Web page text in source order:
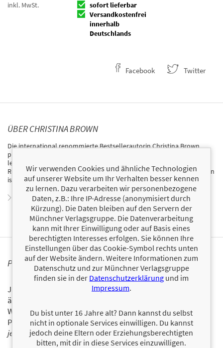
inkl. MwSt.
sofort lieferbar
Versandkostenfrei
innerhalb
Deutschlands
Facebook Twitter
ÜBER CHRISTINA BROWN
Die international renommierte Bestsellerautorin Christina Brown
praktiziert und unterrichtet seit über zwei Jahrzehnten Yoga. Sie
leitete eine Vielzahl von Ausbildungsprogrammen und ihre Yoga-
Retreats wurden zu den besten in Australien gewählt. Christina Brown
ist Autorin mehrerer Bücher über Yoga und Gesundheit.
Zum Profil von Christina Brown
PERSONALISIERTE PRODUKTINFORMATIONEN
Ja, ich will über interessante Neuerscheinungen und
ähnliche Produkte informiert werden.
Wir halten Sie per E-Mail auf dem aktuellen Stand über das
Programm der Münchner Verlagsgruppe.Tragen Sie sich
jetzt ein!
Wir verwenden Cookies und ähnliche Technologien
auf unserer Website um Ihr Verhalten besser kennen
zu lernen. Dazu verarbeiten wir personenbezogene
Daten, z.B.: Ihre IP-Adresse (anonymisiert durch
Kürzung). Die Daten bleiben auf den Servern der
Münchner Verlagsgruppe. Die Datenverarbeitung
kann mit Ihrer Einwilligung oder auf Basis eines
berechtigten Interesses erfolgen. Sie können Ihre
Einstellungen über das Cookie-Symbol rechts unten
auf der Website ändern. Weitere Informationen zum
Datenschutz und zur Münchner Verlagsgruppe
finden sie in der Datenschutzerklärung und im
Impressum.
Du bist unter 16 Jahre alt? Dann kannst du selbst
nicht in optionale Services einwilligen. Du kannst
jedoch deine Eltern oder Erziehungsberechtigten
bitten, mit dir in diese Services einzuwilligen.